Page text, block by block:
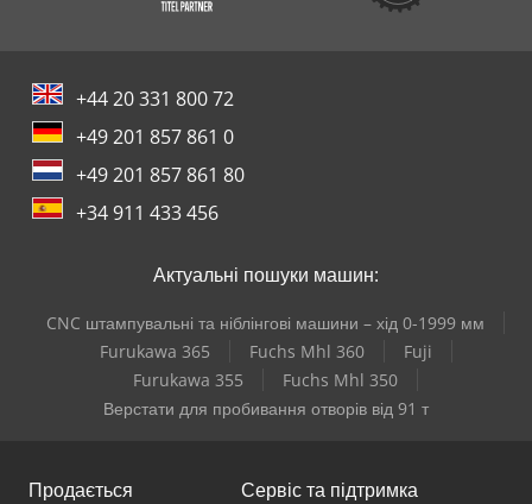
+44 20 331 800 72
+49 201 857 861 0
+49 201 857 861 80
+34 911 433 456
Актуальні пошуки машин:
CNC штампувальні та ніблінгові машини – хід 0-1999 мм
Furukawa 365
Fuchs Mhl 360
Fuji
Furukawa 355
Fuchs Mhl 350
Верстати для пробивання отворів від 91 т
Продається Сервіс та підтримка